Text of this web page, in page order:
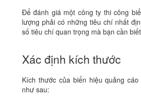
Để đánh giá một công ty thi công
lượng phải có những tiêu chí nhất
số tiêu chí quan trọng mà bạn cần
Xác định kích thước
Kích thước của biển hiệu quảng
như sau: